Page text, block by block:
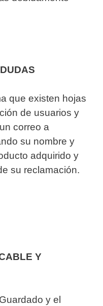
que existen hojas
de usuarios y
correo a
su nombre y
adquirido y
su reclamación.
Y
y el